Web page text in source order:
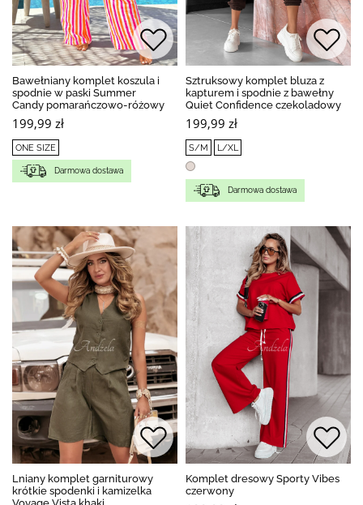
Bawełniany komplet koszula i
spodnie w paski Summer
Candy pomarańczowo-różowy
199,99 zł
ONE SIZE
Darmowa dostawa
Sztruksowy komplet bluza z
kapturem i spodnie z bawełny
Quiet Confidence czekoladowy
199,99 zł
S/M L/XL
Darmowa dostawa
Lniany komplet garniturowy
krótkie spodenki i kamizelka
Komplet dresowy Sporty Vibes
czerwony